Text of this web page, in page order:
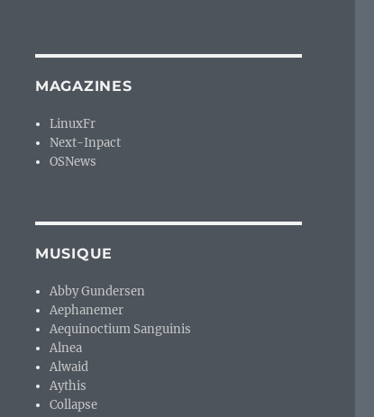
MAGAZINES
LinuxFr
Next-Inpact
OSNews
MUSIQUE
Abby Gundersen
Aephanemer
Aequinoctium Sanguinis
Alnea
Alwaid
Aythis
Collapse